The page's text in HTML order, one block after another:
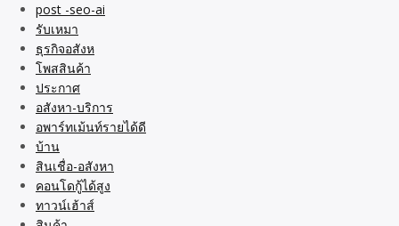
post -seo-ai
รับเหมา
ธุรกิจอสังห
โพสสินค้า
ประกาศ
อสังหา-บริการ
อพาร์ทเม้นท์รายได้ดี
บ้าน
สินเชื่อ-อสังหา
คอนโดกู้ได้สูง
ทาวน์เฮ้าส์